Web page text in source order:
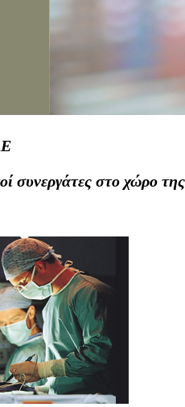
συνεργάτες στο χώρο της